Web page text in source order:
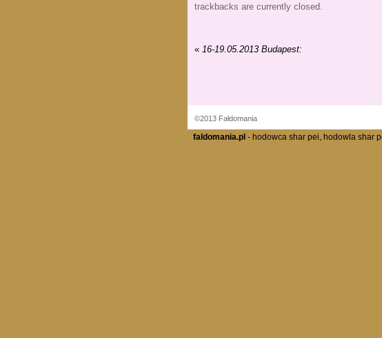
trackbacks are currently closed.
« 16-19.05.2013 Budapest:
©2013 Fałdomania
faldomania.pl - hodowca shar pei, hodowla shar